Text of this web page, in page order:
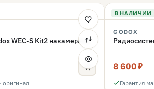
WEC-S Kit2 накамерная
оригинал
В НАЛИЧИИ
GODOX
8 600 ₽
Гарантия